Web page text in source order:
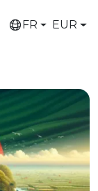
FR EUR